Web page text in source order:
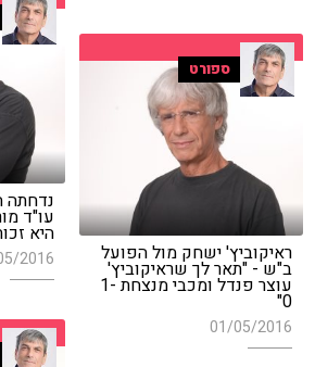
נדחתה
עו"ד
היא
2016
ספורט
ראיקוביץ' ישחק מול הפועל
ב"ש - "תאר לך שראיקוביץ'
עוצר פנדל ומכבי מנצחת 1-
0"
01/05/2016